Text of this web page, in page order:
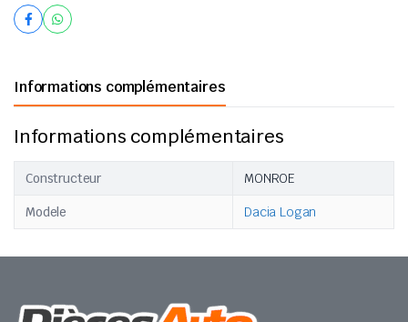
Informations complémentaires
Informations complémentaires
Constructeur MONROE
Modele Dacia Logan